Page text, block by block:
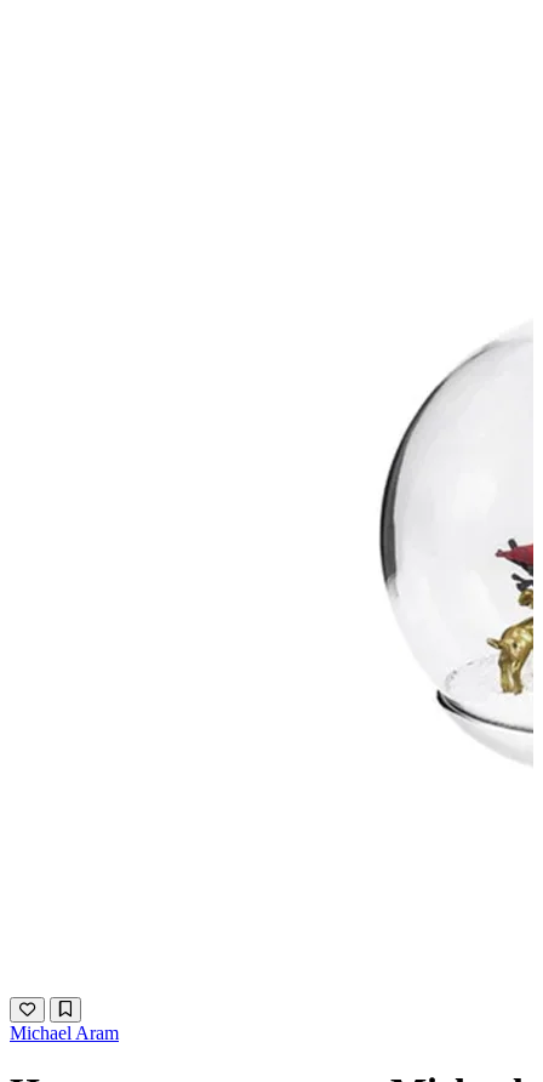
Michael Aram